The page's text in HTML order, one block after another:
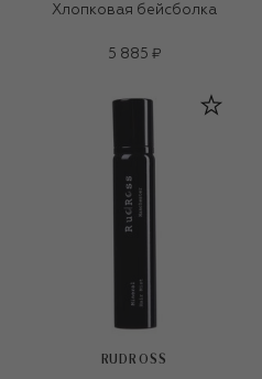
Хлопковая бейсболка
5 885 ₽
RUDROSS